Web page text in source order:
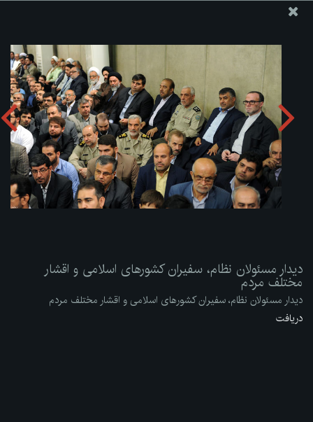
ارسال نامه
دیدار مسئولان نظام، سفیران کشورهای اسلامی و اقشار مختلف
مردم
دریافت آلبوم:zip
دیدار مسئولان نظام، سفیران کشورهای اسلامی و اقشار
مختلف مردم
دیدار مسئولان نظام، سفیران کشورهای اسلامی و اقشار مختلف مردم
دریافت